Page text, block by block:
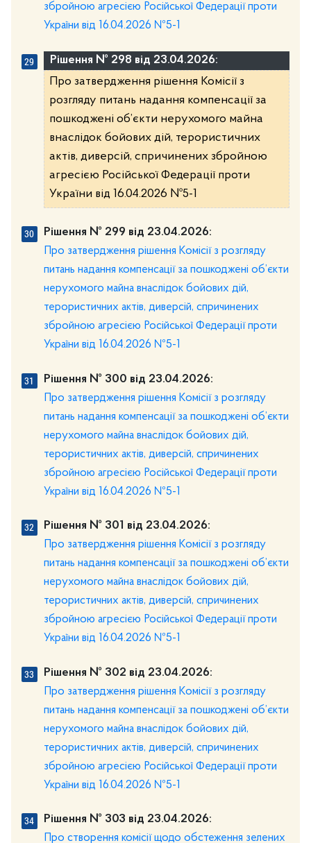
збройною агресією Російської Федерації проти
України від 16.04.2026 №5-1
Рішення № 298 від 23.04.2026:
Про затвердження рішення Комісії з
розгляду питань надання компенсації за
пошкоджені об’єкти нерухомого майна
внаслідок бойових дій, терористичних
актів, диверсій, спричинених збройною
агресією Російської Федерації проти
України від 16.04.2026 №5-1
Рішення № 299 від 23.04.2026:
Про затвердження рішення Комісії з розгляду
питань надання компенсації за пошкоджені об’єкти
нерухомого майна внаслідок бойових дій,
терористичних актів, диверсій, спричинених
збройною агресією Російської Федерації проти
України від 16.04.2026 №5-1
Рішення № 300 від 23.04.2026:
Про затвердження рішення Комісії з розгляду
питань надання компенсації за пошкоджені об’єкти
нерухомого майна внаслідок бойових дій,
терористичних актів, диверсій, спричинених
збройною агресією Російської Федерації проти
України від 16.04.2026 №5-1
Рішення № 301 від 23.04.2026:
Про затвердження рішення Комісії з розгляду
питань надання компенсації за пошкоджені об’єкти
нерухомого майна внаслідок бойових дій,
терористичних актів, диверсій, спричинених
збройною агресією Російської Федерації проти
України від 16.04.2026 №5-1
Рішення № 302 від 23.04.2026:
Про затвердження рішення Комісії з розгляду
питань надання компенсації за пошкоджені об’єкти
нерухомого майна внаслідок бойових дій,
терористичних актів, диверсій, спричинених
збройною агресією Російської Федерації проти
України від 16.04.2026 №5-1
Рішення № 303 від 23.04.2026:
Про створення комісії щодо обстеження зелених